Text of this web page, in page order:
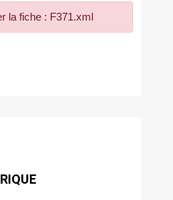
la fiche : F371.xml